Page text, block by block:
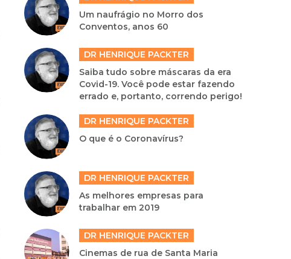
Um naufrágio no Morro dos
Conventos, anos 60
DR HENRIQUE PACKTER
Saiba tudo sobre máscaras da era
Covid-19. Você pode estar fazendo
errado e, portanto, correndo perigo!
DR HENRIQUE PACKTER
O que é o Coronavírus?
DR HENRIQUE PACKTER
As melhores empresas para
trabalhar em 2019
DR HENRIQUE PACKTER
Cinemas de rua de Santa Maria